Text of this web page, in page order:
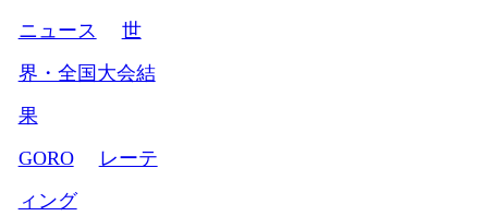
ニュース
世
界・全国大会結
果
GORO
レーテ
ィング